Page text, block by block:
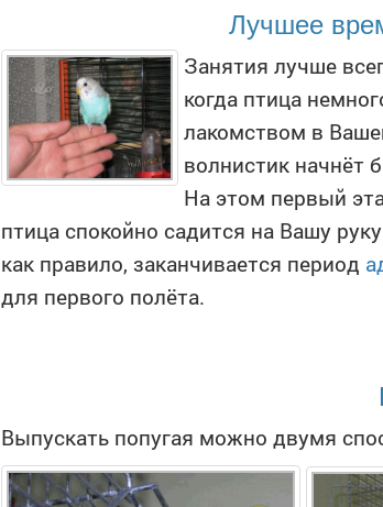
Лучшее
Занятия лучше
когда птица
лакомством в
волнистик начнёт
На этом первый
птица спокойно садится на Вашу
как правило, заканчивается период
для первого полёта.
Выпускать попугая можно двумя